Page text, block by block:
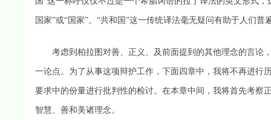
国家”或“国家”。“共和国”这一传统译法毫无疑问有助于人们
考虑到柏拉图对善、正义、及前面提到的其他理念的言论
一论点。为了从事这项辩护工作，下面四章中，我将不再进行
要求中的份量进行批判性的检讨。在本章中间，我将首先考察
智慧、善和美诸理念。